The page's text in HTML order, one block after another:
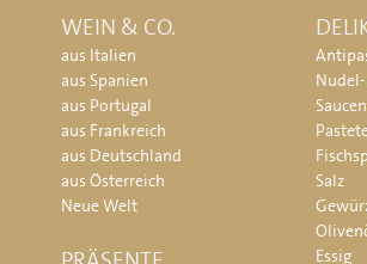
WEIN & CO.
aus Italien
aus Spanien
aus Portugal
aus Frankreich
aus Deutschland
aus Österreich
Neue Welt
Salz
Essig